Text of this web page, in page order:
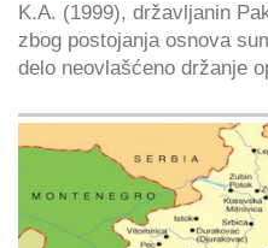
K.A. (1999), državljanin
zbog postojanja osnova
delo neovlašćeno držanje